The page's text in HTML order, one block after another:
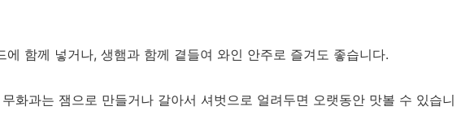
에 함께 넣거나, 생햄과 함께 곁들여 와인 안주로 즐겨도 좋습니다.
화과는 잼으로 만들거나 갈아서 셔벗으로 얼려두면 오랫동안 맛볼 수 있습니